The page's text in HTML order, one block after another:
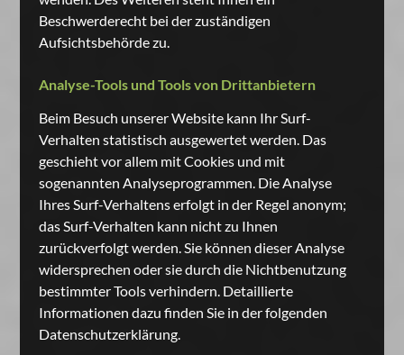
Beschwerderecht bei der zuständigen
Aufsichtsbehörde zu.
Analyse-Tools und Tools von Drittanbietern
Beim Besuch unserer Website kann Ihr Surf-
Verhalten statistisch ausgewertet werden. Das
geschieht vor allem mit Cookies und mit
sogenannten Analyseprogrammen. Die Analyse
Ihres Surf-Verhaltens erfolgt in der Regel anonym;
das Surf-Verhalten kann nicht zu Ihnen
zurückverfolgt werden. Sie können dieser Analyse
widersprechen oder sie durch die Nichtbenutzung
bestimmter Tools verhindern. Detaillierte
Informationen dazu finden Sie in der folgenden
Datenschutzerklärung.